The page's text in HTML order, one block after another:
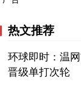
热文推荐
环球即时：温
晋级单打次轮